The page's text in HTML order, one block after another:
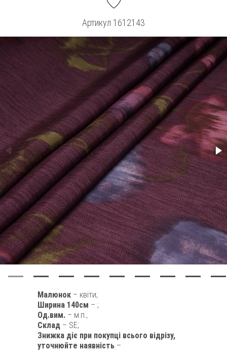
Артикул 1612143
Малюнок – квіти;
Ширина 140см – ;
Од.вим. – м.п.;
Склад – SE;
Знижка діє при покупці всього відрізу,
уточнюйте наявність –